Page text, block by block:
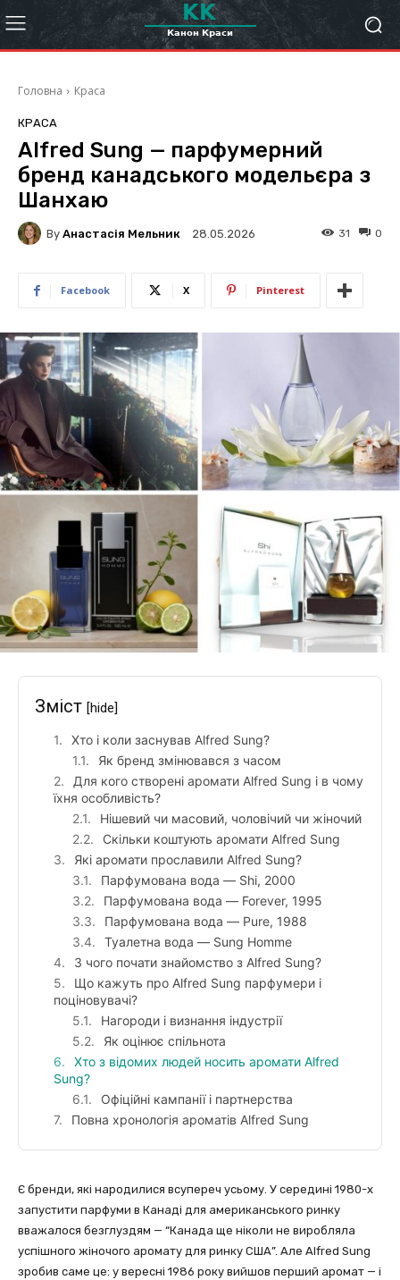
Головна Краса
КРАСА
Alfred Sung — парфумерний
бренд канадського модельєра з
Шанхаю
By Анастасія Мельник 28.05.2026 0
31
Facebook X Pinterest
Зміст [hide]
Хто і коли заснував Alfred Sung?
Як бренд змінювався з часом
Для кого створені аромати Alfred Sung і в чому
їхня особливість?
Нішевий чи масовий, чоловічий чи жіночий
Скільки коштують аромати Alfred Sung
Які аромати прославили Alfred Sung?
Парфумована вода — Shi, 2000
Парфумована вода — Forever, 1995
Парфумована вода — Pure, 1988
Туалетна вода — Sung Homme
З чого почати знайомство з Alfred Sung?
Що кажуть про Alfred Sung парфумери і
поціновувачі?
Нагороди і визнання індустрії
Як оцінює спільнота
Хто з відомих людей носить аромати Alfred
Sung?
Офіційні кампанії і партнерства
Повна хронологія ароматів Alfred Sung
Є бренди, які народилися всупереч усьому. У середині 1980-х
запустити парфуми в Канаді для американського ринку
вважалося безглуздям — “Канада ще ніколи не виробляла
успішного жіночого аромату для ринку США”. Але Alfred Sung
зробив саме це: у вересні 1986 року вийшов перший аромат — і